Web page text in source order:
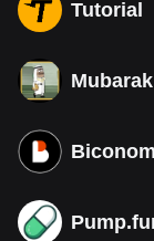
Tutorial
Mubarak